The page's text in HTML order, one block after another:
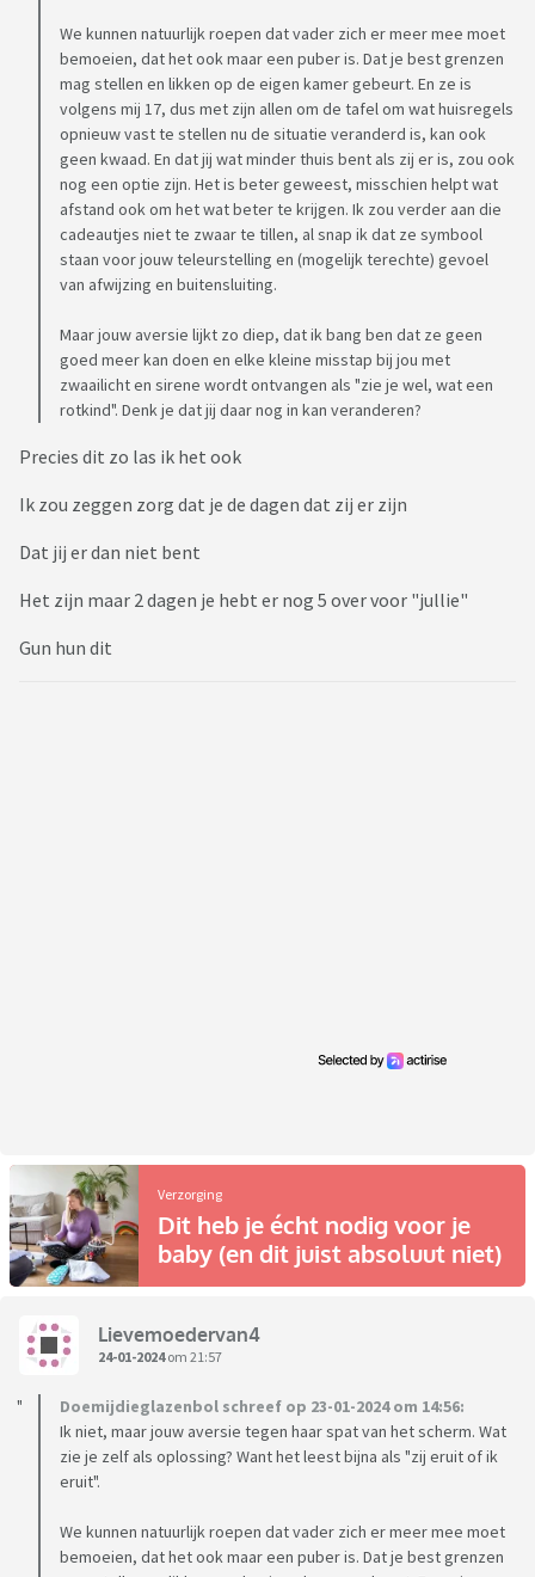
We kunnen natuurlijk roepen dat vader zich er meer mee moet
bemoeien, dat het ook maar een puber is. Dat je best grenzen
mag stellen en likken op de eigen kamer gebeurt. En ze is
volgens mij 17, dus met zijn allen om de tafel om wat huisregels
opnieuw vast te stellen nu de situatie veranderd is, kan ook
geen kwaad. En dat jij wat minder thuis bent als zij er is, zou ook
nog een optie zijn. Het is beter geweest, misschien helpt wat
afstand ook om het wat beter te krijgen. Ik zou verder aan die
cadeautjes niet te zwaar te tillen, al snap ik dat ze symbool
staan voor jouw teleurstelling en (mogelijk terechte) gevoel
van afwijzing en buitensluiting.
Maar jouw aversie lijkt zo diep, dat ik bang ben dat ze geen
goed meer kan doen en elke kleine misstap bij jou met
zwaailicht en sirene wordt ontvangen als "zie je wel, wat een
rotkind". Denk je dat jij daar nog in kan veranderen?
Precies dit zo las ik het ook
Ik zou zeggen zorg dat je de dagen dat zij er zijn
Dat jij er dan niet bent
Het zijn maar 2 dagen je hebt er nog 5 over voor "jullie"
Gun hun dit
Verzorging
Dit heb je écht nodig voor je
baby (en dit juist absoluut niet)
Lievemoedervan4
24-01-2024om 21:57
Doemijdieglazenbol schreef op 23-01-2024 om 14:56:
Ik niet, maar jouw aversie tegen haar spat van het scherm. Wat
zie je zelf als oplossing? Want het leest bijna als "zij eruit of ik
eruit".
We kunnen natuurlijk roepen dat vader zich er meer mee moet
bemoeien, dat het ook maar een puber is. Dat je best grenzen